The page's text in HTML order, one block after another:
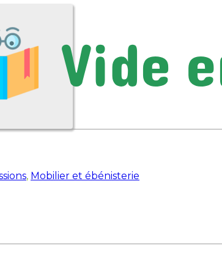
, Mobilier et ébénisterie